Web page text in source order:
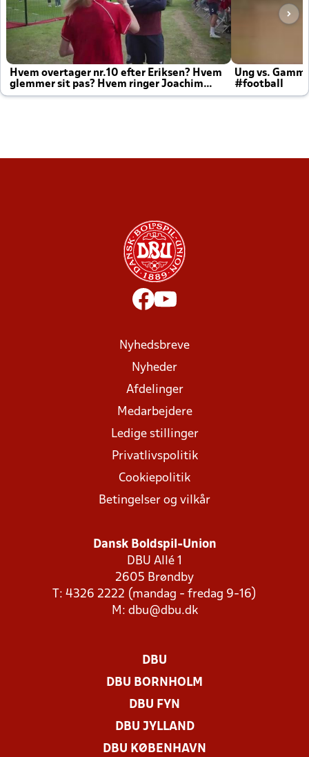
Hvem overtager nr.10 efter Eriksen? Hvem
glemmer sit pas? Hvem ringer Joachim
altid til efter kampe?
Ung vs.
#football
Nyhedsbreve
Nyheder
Afdelinger
Medarbejdere
Ledige stillinger
Privatlivspolitik
Cookiepolitik
Betingelser og vilkår
Dansk Boldspil-Union
DBU Allé 1
2605 Brøndby
T: 4326 2222 (mandag - fredag 9-16)
M: dbu@dbu.dk
DBU
DBU BORNHOLM
DBU FYN
DBU JYLLAND
DBU KØBENHAVN